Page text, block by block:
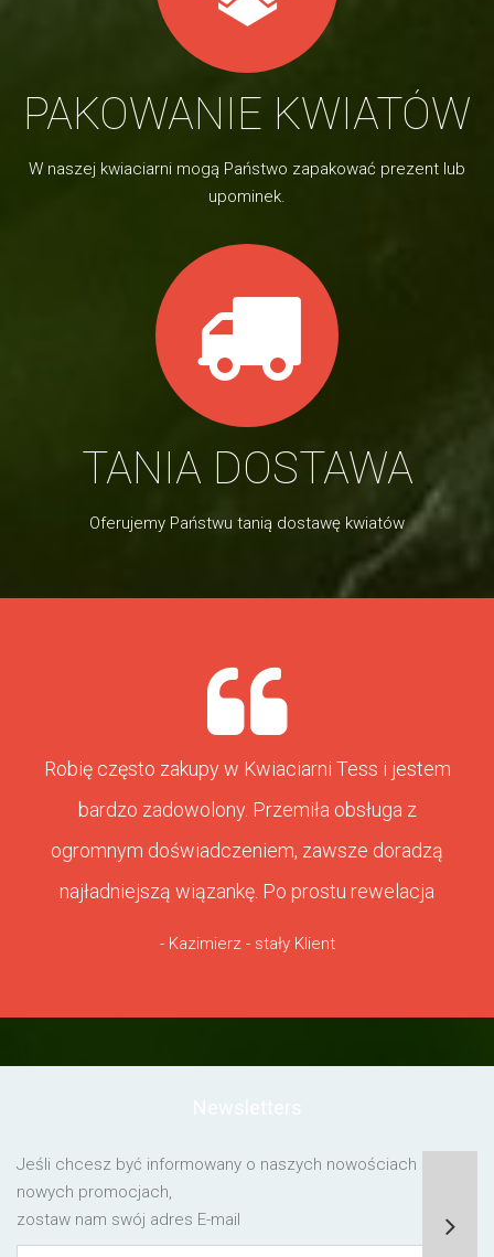
PAKOWANIE KWIATÓW
W naszej kwiaciarni mogą Państwo zapakować prezent lub
upominek.
TANIA DOSTAWA
Oferujemy Państwu tanią dostawę kwiatów
Robię często zakupy w Kwiaciarni Tess i jestem
bardzo zadowolony. Przemiła obsługa z
ogromnym doświadczeniem, zawsze doradzą
najładniejszą wiązankę. Po prostu rewelacja
- Kazimierz - stały Klient
Jeśli chcesz być informowany o naszych nowościach lub o
nowych promocjach,
zostaw nam swój adres E-mail